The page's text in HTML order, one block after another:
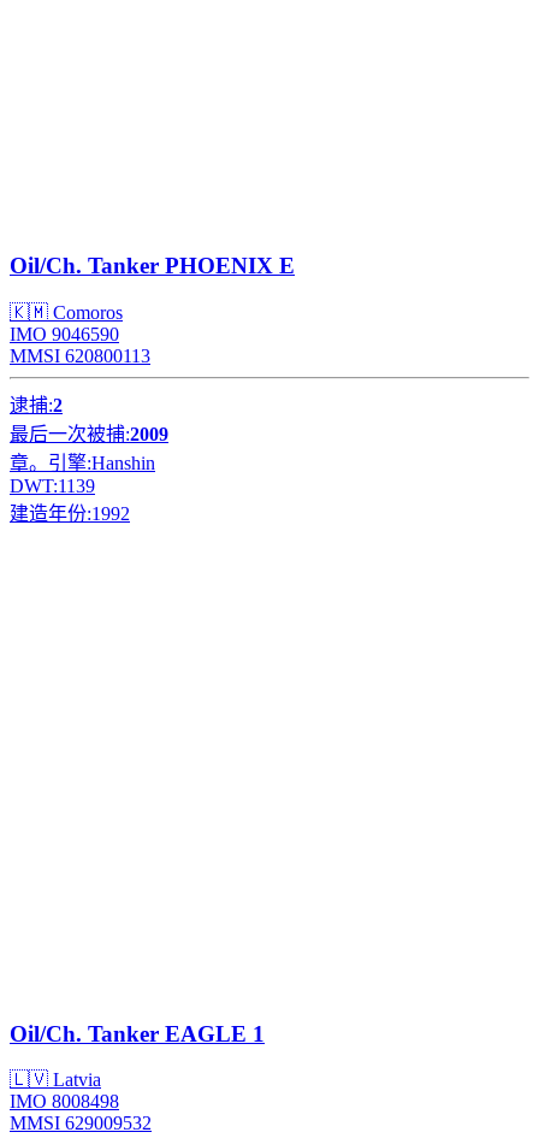
Oil/Ch. Tanker PHOENIX E
🇰🇲 Comoros
IMO 9046590
MMSI 620800113
逮捕:2
最后一次被捕:2009
章。引擎:Hanshin
DWT:1139
建造年份:1992
Oil/Ch. Tanker EAGLE 1
🇱🇻 Latvia
IMO 8008498
MMSI 629009532